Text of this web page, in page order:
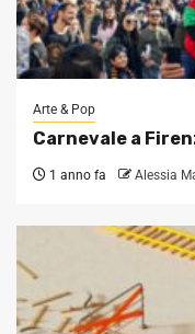
Arte & Pop
Carnevale a
1 anno fa Alessia